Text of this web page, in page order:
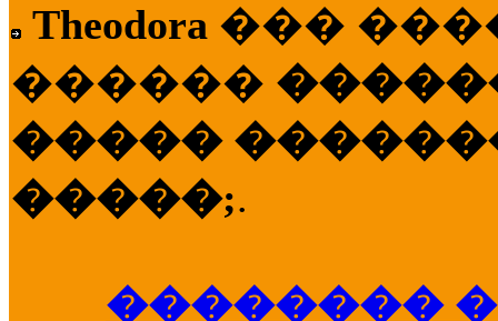
Theodora ���
������
�����
�����;.
��������